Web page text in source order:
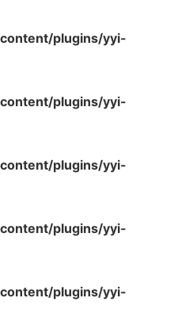
plugins/yyi-
plugins/yyi-
plugins/yyi-
plugins/yyi-
plugins/yyi-